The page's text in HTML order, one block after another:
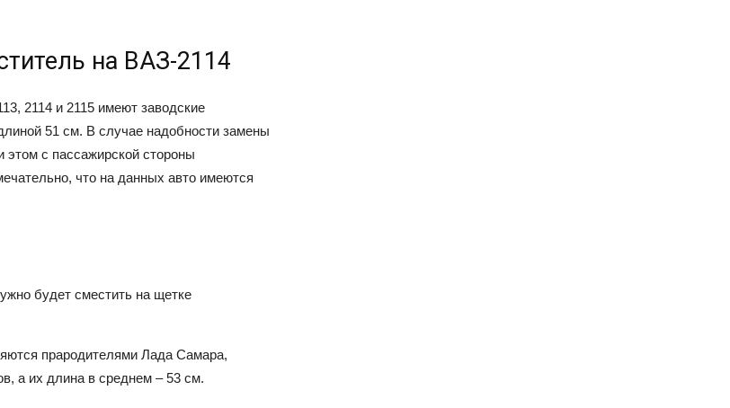
на ВАЗ-2114
2114 и 2115 имеют заводские
51 см. В случае надобности замены
с пассажирской стороны
что на данных авто имеются
будет сместить на щетке
прародителями Лада Самара,
а их длина в среднем – 53 см.